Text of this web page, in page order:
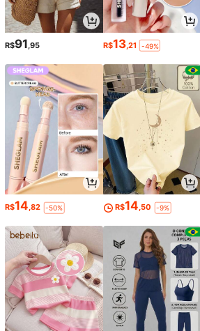
R$91,95 R$13,21 -49%
R$14,82 -50% R$14,50 -9%